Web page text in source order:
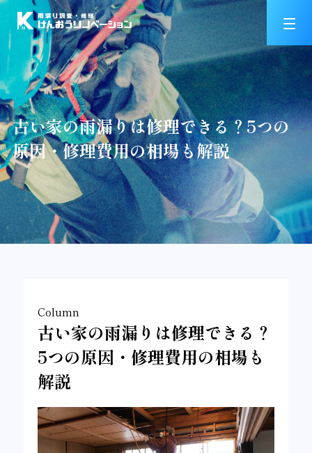
古い家の雨漏りは修理できる？5つの
原因・修理費用の相場も解説
Column
古い家の雨漏りは修理できる？
5つの原因・修理費用の相場も
解説